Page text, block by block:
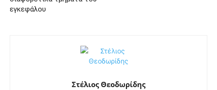
εγκεφάλου
Στέλιος Θεοδωρίδης